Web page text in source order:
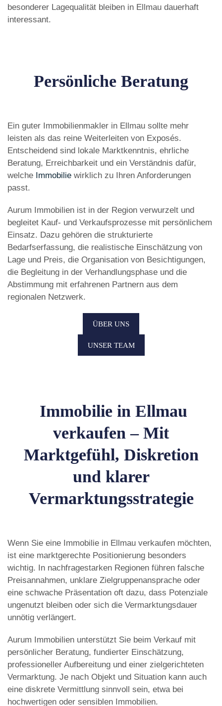
besonderer Lagequalität bleiben in Ellmau dauerhaft
interessant.
Persönliche Beratung
Ein guter Immobilienmakler in Ellmau sollte mehr
leisten als das reine Weiterleiten von Exposés.
Entscheidend sind lokale Marktkenntnis, ehrliche
Beratung, Erreichbarkeit und ein Verständnis dafür,
welche Immobilie wirklich zu Ihren Anforderungen
passt.
Aurum Immobilien ist in der Region verwurzelt und
begleitet Kauf- und Verkaufsprozesse mit persönlichem
Einsatz. Dazu gehören die strukturierte
Bedarfserfassung, die realistische Einschätzung von
Lage und Preis, die Organisation von Besichtigungen,
die Begleitung in der Verhandlungsphase und die
Abstimmung mit erfahrenen Partnern aus dem
regionalen Netzwerk.
ÜBER UNS
UNSER TEAM
Immobilie in Ellmau
verkaufen – Mit
Marktgefühl, Diskretion
und klarer
Vermarktungsstrategie
Wenn Sie eine Immobilie in Ellmau verkaufen möchten,
ist eine marktgerechte Positionierung besonders
wichtig. In nachfragestarken Regionen führen falsche
Preisannahmen, unklare Zielgruppenansprache oder
eine schwache Präsentation oft dazu, dass Potenziale
ungenutzt bleiben oder sich die Vermarktungsdauer
unnötig verlängert.
Aurum Immobilien unterstützt Sie beim Verkauf mit
persönlicher Beratung, fundierter Einschätzung,
professioneller Aufbereitung und einer zielgerichteten
Vermarktung. Je nach Objekt und Situation kann auch
eine diskrete Vermittlung sinnvoll sein, etwa bei
hochwertigen oder sensiblen Immobilien.